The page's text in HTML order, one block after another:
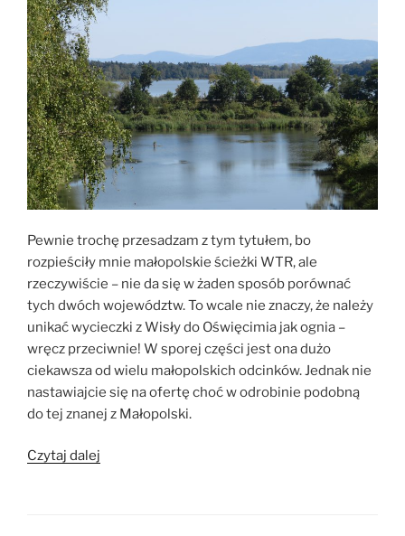
Pewnie trochę przesadzam z tym tytułem, bo
rozpieściły mnie małopolskie ścieżki WTR, ale
rzeczywiście – nie da się w żaden sposób porównać
tych dwóch województw. To wcale nie znaczy, że należy
unikać wycieczki z Wisły do Oświęcimia jak ognia –
wręcz przeciwnie! W sporej części jest ona dużo
ciekawsza od wielu małopolskich odcinków. Jednak nie
nastawiajcie się na ofertę choć w odrobinie podobną
do tej znanej z Małopolski.
Czytaj dalej